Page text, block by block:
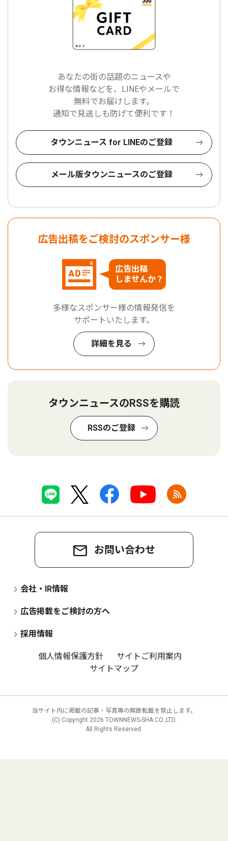
あなたの街の話題のニュースや
お得な情報などを、LINEやメールで
無料でお届けします。
通知で見逃しも防げて便利です！
タウンニュース for LINEのご登録
メール版タウンニュースのご登録
広告出稿をご検討のスポンサー様
広告出稿
しませんか？
多様なスポンサー様の情報発信を
サポートいたします。
詳細を見る
タウンニュースのRSSを購読
RSSのご登録
お問い合わせ
会社・IR情報
広告掲載をご検討の方へ
採用情報
個人情報保護方針
サイトご利用案内
サイトマップ
当サイト内に掲載の記事・写真等の無断転載を禁止します。
(C) Copyright 2026 TOWNNEWS-SHA CO.,LTD.
All Rights Reserved.